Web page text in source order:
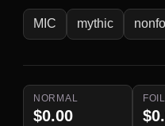
MIC mythic
NORMAL
$0.00
FOIL